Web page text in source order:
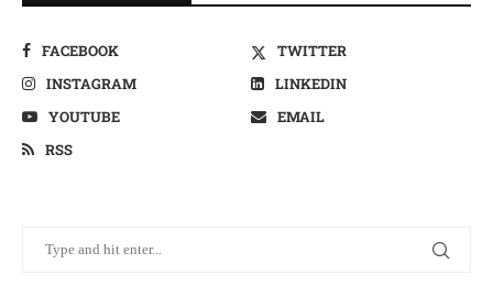
FACEBOOK
TWITTER
INSTAGRAM
LINKEDIN
YOUTUBE
EMAIL
RSS